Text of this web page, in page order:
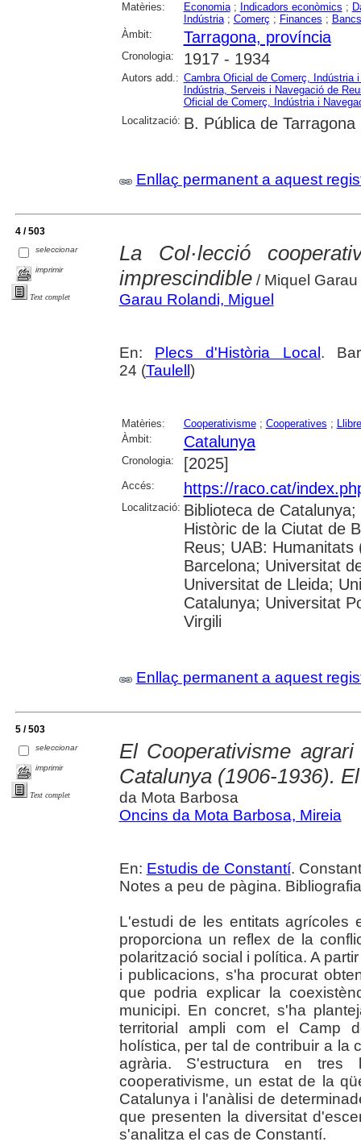
Matèries: Economia; Indicadors econòmics ;
Indústria; Comerç ; Finances ; Bancs
Àmbit:
Tarragona, província
Cronologia: 1917 - 1934
Autors add.: Cambra Oficial de Comerç, Indústria
Indústria, Serveis i Navegació de
Oficial de Comerç, Indústria i
Localització: B. Pública de Tarragona
Enllaç permanent a aquest
4 / 503
seleccionar
imprimir
Text complet
La Col·lecció
imprescindible/ Miquel Garau
Garau Rolandi, Miguel
En: Plecs d'Història Local .
24 (Taulell )
Matèries: Cooperativisme; Cooperatives ;
Àmbit:
Catalunya
Cronologia: [2025]
Accés: https://raco.cat/
Localització: Biblioteca de
Històric de la Ciutat de
Reus; UAB:
Barcelona; Universitat
Universitat de Lleida;
Catalunya; Universitat
Virgili
Enllaç permanent a aquest
5 / 503
seleccionar
imprimir
Text complet
El Cooperativisme
Catalunya (1906-1936).
da Mota Barbosa
Oncins da Mota Barbosa, Mireia
En: Estudis de Constantí.
Notes a peu de pàgina.
L'estudi de les entitats agrícoles
proporciona un reflex de la
polarització social i política. A
i publicacions, s'ha procurat
que podria explicar la
municipi. En concret, s'ha
territorial ampli com el Camp
holística, per tal de contribuir a la
agrària. S'estructura en tres
cooperativisme, un estat de la
Catalunya i l'anàlisi de
que presenten la diversitat
s'analitza el cas de Constantí.